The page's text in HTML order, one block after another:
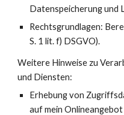
Datenspeicherung und
Rechtsgrundlagen:
S. 1 lit. f) DSGVO).
Weitere Hinweise zu
und Diensten:
Erhebung von
auf mein